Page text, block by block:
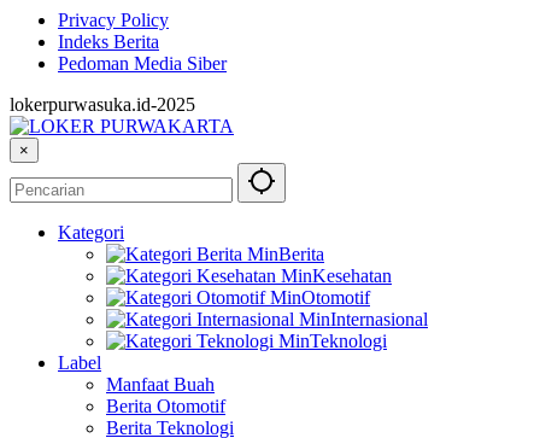
Privacy Policy
Indeks Berita
Pedoman Media Siber
lokerpurwasuka.id-2025
×
Kategori
Berita
Kesehatan
Otomotif
Internasional
Teknologi
Label
Manfaat Buah
Berita Otomotif
Berita Teknologi